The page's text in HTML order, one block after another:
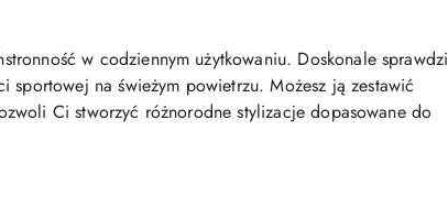
w codziennym użytkowaniu. Doskonale sprawdzi
na świeżym powietrzu. Możesz ją zestawić
Ci stworzyć różnorodne stylizacje dopasowane do